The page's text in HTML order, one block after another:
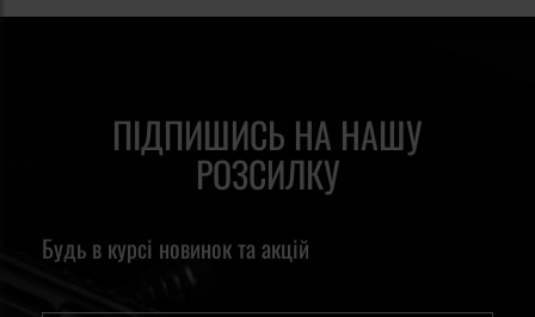
ПІДПИШИСЬ НА НАШУ
РОЗСИЛКУ
Будь в курсі новинок та акцій